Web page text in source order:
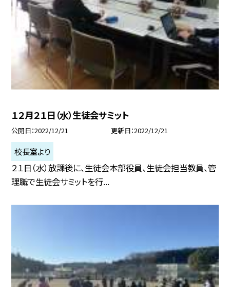
１２月２１日（水）生徒会サミット
公開日 2022/12/21 更新日 2022/12/21
校長室より
２１日（水）放課後に、生徒会本部役員、生徒会担当教員、管
理職で生徒会サミットを行...